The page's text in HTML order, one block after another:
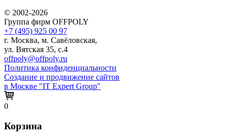
© 2002-2026
Группа фирм OFFPOLY
+7 (495) 925 00 97
г. Москва, м. Савёловская,
ул. Вятская 35, с.4
offpoly@offpoly.ru
Политика конфиденциальности
Создание и продвижение сайтов
в Москве "IT Expert Group"
0
Корзина